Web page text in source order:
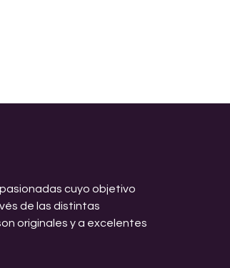
cuyo objetivo
de las distintas
originales y a excelentes